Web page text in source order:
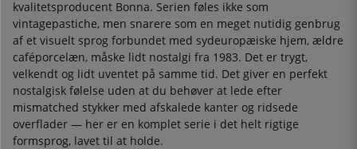
kvalitetsproducent Bonna. Serien føles ikke som
vintagepastiche, men snarere som en meget nutidig genbrug
af et visuelt sprog forbundet med sydeuropæiske hjem, ældre
caféporcelæn, måske lidt nostalgi fra 1983. Det er trygt,
velkendt og lidt uventet på samme tid. Det giver en perfekt
nostalgisk følelse uden at du behøver at lede efter
mismatched stykker med afskalede kanter og ridsede
overflader — her er en komplet serie i det helt rigtige
formsprog, lavet til at holde.